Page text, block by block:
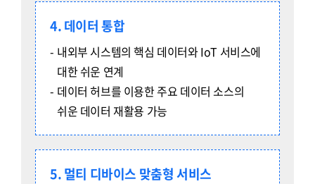
4. 데이터 통합
내외부 시스템의 핵심 데이터와 IoT 서비스에
대한 쉬운 연계
데이터 허브를 이용한 주요 데이터 소스의
쉬운 데이터 재활용 가능
5. 멀티 디바이스 맞춤형 서비스